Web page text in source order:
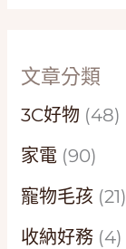
文章分類
3C好物 (48)
家電 (90)
寵物毛孩 (21)
收納好務 (4)